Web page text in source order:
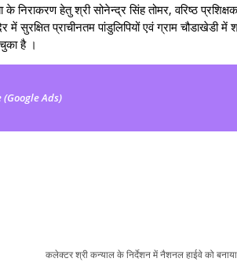
निराकरण हेतु श्री सोनेन्‍द्र सिंह तोमर, वरिष्‍ठ
प्राचीनतम पांडुलिपियों एवं ग्राम चौडाखेडी में
है ।
Ads)
कलेक्टर श्री कन्याल के निर्देशन में नैशनल हाईवे को बनाया